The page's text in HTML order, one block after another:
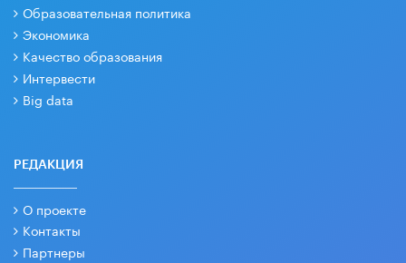
Образовательная политика
Экономика
Качество образования
Интервести
Big data
РЕДАКЦИЯ
О проекте
Контакты
Партнеры